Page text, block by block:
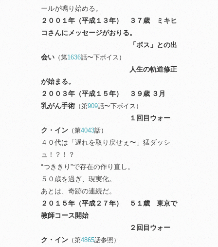
ールが鳴り始める。
２００１年（平成１３年） ３７歳
ミキヒ
コさんにメッセージがおりる。
「ボス」との出
会い （第1636話〜下ボイス）
人生の軌道修正
が始まる。
２００３年（平成１５年） ３９歳 ３月
乳がん手術 （第909話〜下ボイス）
１回目ウォー
ク・イン （第4043話）
４０代は「遅れを取り戻せぇ〜」猛ダッシ
ュ！？！？
“つききり”で存在の作り直し。
５０歳を過ぎ、現実化。
あとは、奇跡の連続だ。
２０１５年（平成２７年） ５１歳 東京で
教師コース開始
２回目ウォー
ク・イン （第4865話参照）